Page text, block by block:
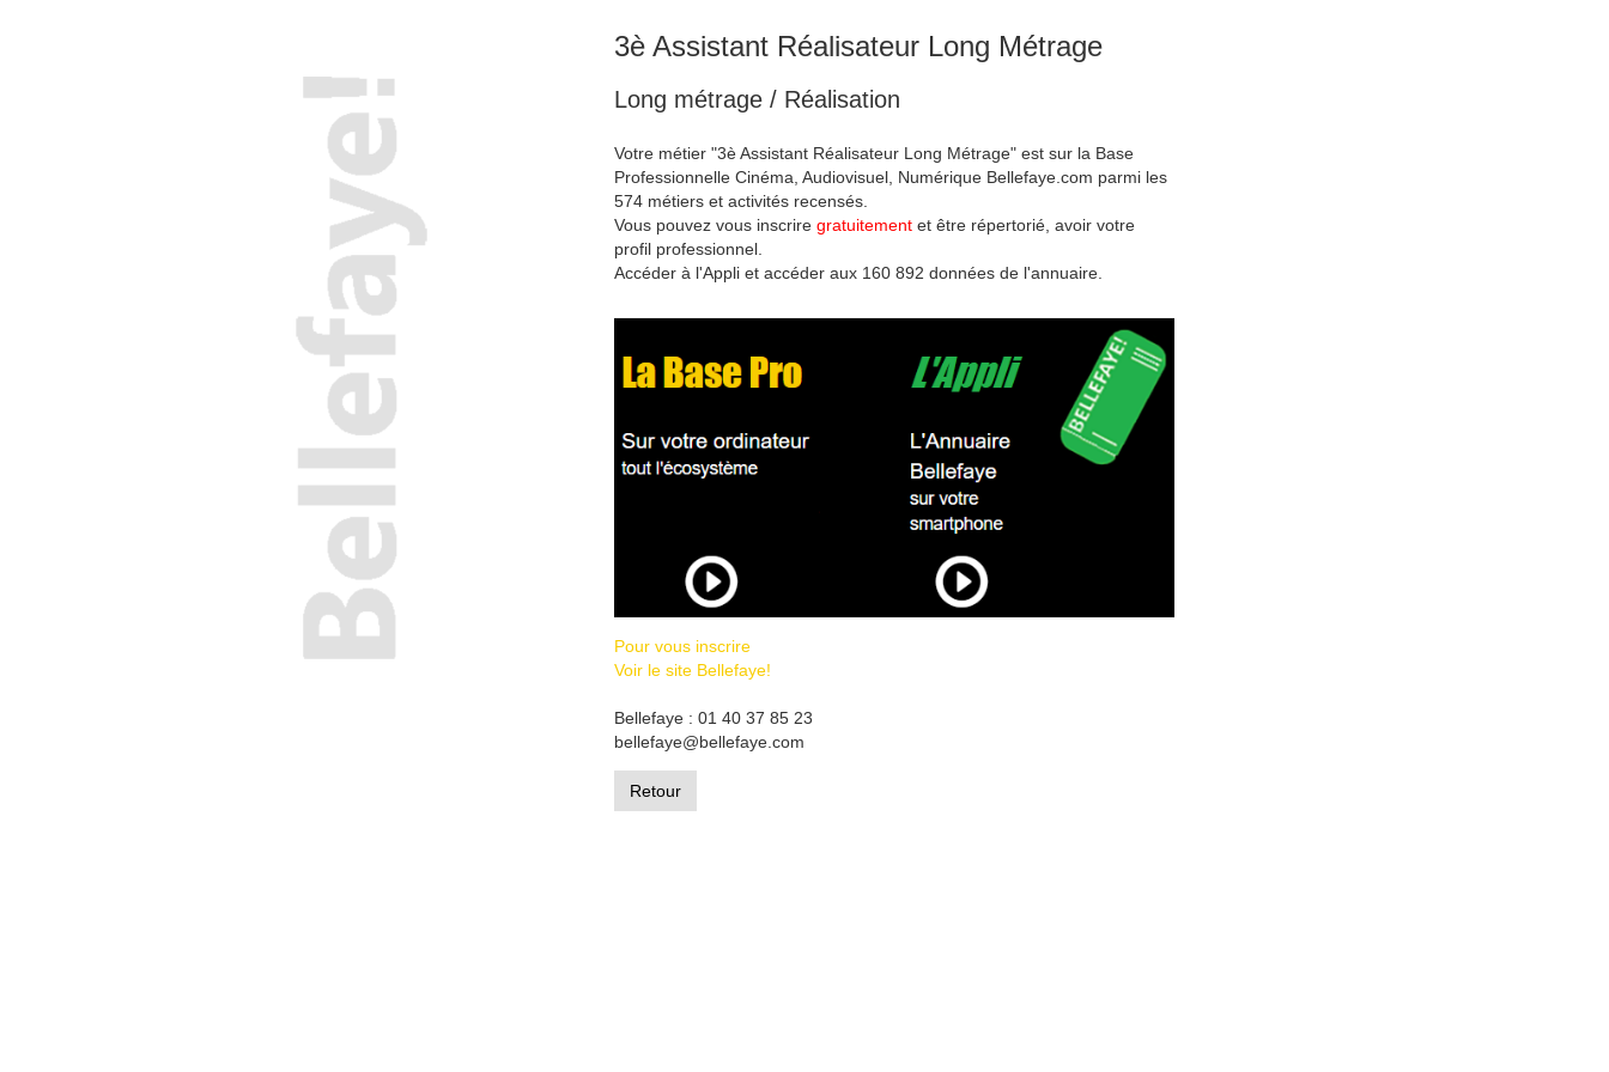
3è Assistant Réalisateur Long Métrage
Long métrage / Réalisation
Votre métier "3è Assistant Réalisateur Long Métrage" est sur la Base
Professionnelle Cinéma, Audiovisuel, Numérique Bellefaye.com parmi les
574 métiers et activités recensés.
Vous pouvez vous inscrire gratuitementet être répertorié, avoir votre
profil professionnel.
Accéder à l'Appli et accéder aux 160 892 données de l'annuaire.
Pour vous inscrire
Voir le site Bellefaye!
Bellefaye : 01 40 37 85 23
bellefaye@bellefaye.com
Retour